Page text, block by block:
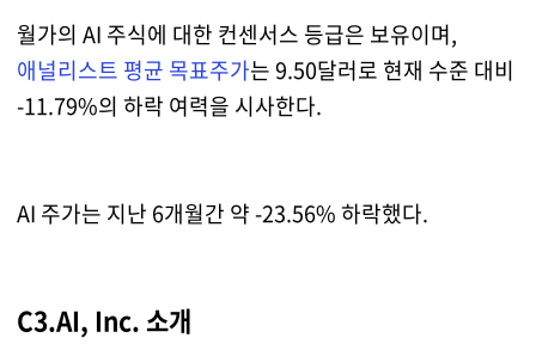
월가의 AI 주식에 대한 컨센서스 등급은 보유이며,
애널리스트 평균 목표주가는 9.50달러로 현재 수준 대비
-11.79%의 하락 여력을 시사한다.
AI 주가는 지난 6개월간 약 -23.56% 하락했다.
C3.AI, Inc. 소개